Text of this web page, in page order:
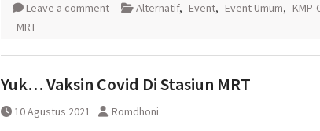
Leave a comment Alternatif, Event, Event Umum,
MRT
Yuk… Vaksin Covid Di Stasiun MRT
10 Agustus 2021 Romdhoni